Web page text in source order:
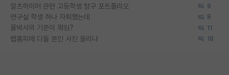
알츠하이머 관련 고등학생 탐구 포트폴리오 9
연구실 학생 하나 자퇴했는데 8
물박사의 기준이 뭐임? 11
랩홈피에 다들 본인 사진 올리냐 18